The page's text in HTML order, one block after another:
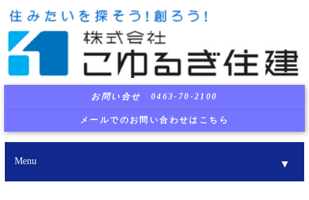
お問い合せ 0463-70-2100
メールでのお問い合わせはこちら
Menu ▼